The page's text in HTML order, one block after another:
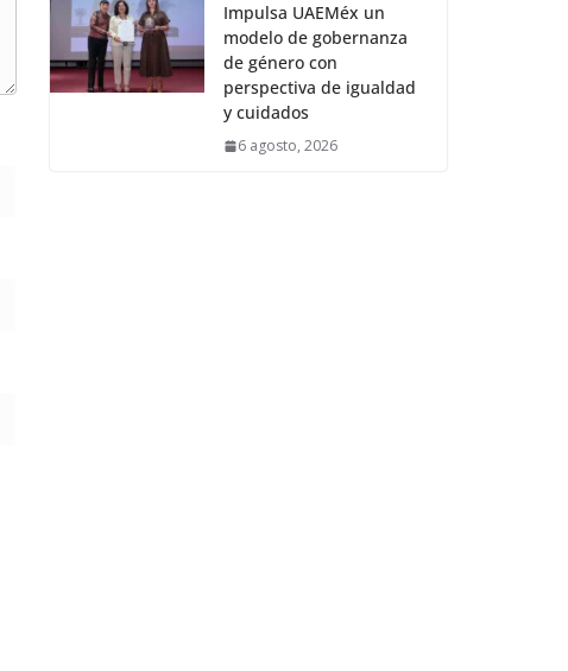
Impulsa UAEMéx un
modelo de gobernanza
de género con
perspectiva de igualdad
y cuidados
6 agosto, 2026